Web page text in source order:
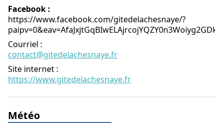
Facebook :
https://www.facebook.com/gitedelachesnaye/?
Courriel :
contact@gitedelachesnaye.fr
Site internet :
https://www.gitedelachesnaye.fr
Météo